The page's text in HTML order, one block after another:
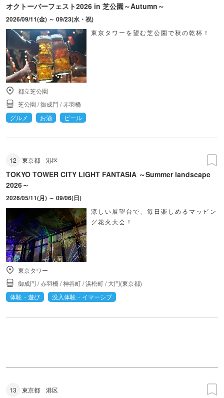
オクトーバーフェスト2026 in 芝公園～Autumn～
2026/09/11(金) ～ 09/23(水・祝)
東京タワーを望む芝公園で秋の乾杯！
都立芝公園
芝公園 /御成門 /赤羽橋
グルメ
お酒 ビール
12 東京都 港区
TOKYO TOWER CITY LIGHT FANTASIA ～Summer landscape
2026～
2026/05/11(月) ～ 09/06(日)
涼しい展望台で、毎日楽しめるマッピン
グ花火大会！
東京タワー
御成門 /赤羽橋/神谷町/浜松町/大門(東京都)
体験・遊び
没入体験・イマーシブ
13 東京都 港区